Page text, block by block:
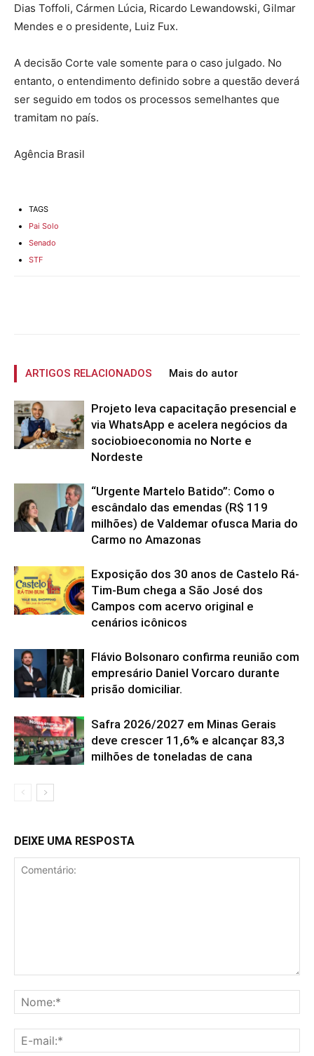
Dias Toffoli, Cármen Lúcia, Ricardo Lewandowski, Gilmar
Mendes e o presidente, Luiz Fux.
A decisão Corte vale somente para o caso julgado. No
entanto, o entendimento definido sobre a questão deverá
ser seguido em todos os processos semelhantes que
tramitam no país.
Agência Brasil
TAGS
Pai Solo
Senado
STF
ARTIGOS RELACIONADOS Mais do autor
Projeto leva capacitação presencial e
via WhatsApp e acelera negócios da
sociobioeconomia no Norte e
Nordeste
“Urgente Martelo Batido”: Como o
escândalo das emendas (R$ 119
milhões) de Valdemar ofusca Maria do
Carmo no Amazonas
Exposição dos 30 anos de Castelo Rá-
Tim-Bum chega a São José dos
Campos com acervo original e
cenários icônicos
Flávio Bolsonaro confirma reunião com
empresário Daniel Vorcaro durante
prisão domiciliar.
Safra 2026/2027 em Minas Gerais
deve crescer 11,6% e alcançar 83,3
milhões de toneladas de cana
DEIXE UMA RESPOSTA